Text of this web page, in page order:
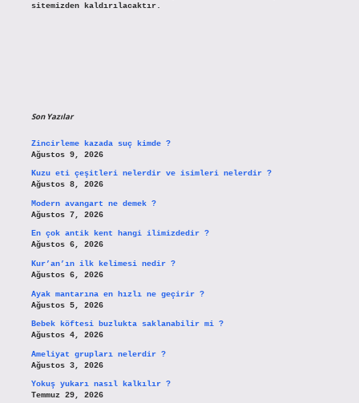
sitemizden kaldırılacaktır.
Son Yazılar
Zincirleme kazada suç kimde ?
Ağustos 9, 2026
Kuzu eti çeşitleri nelerdir ve isimleri nelerdir ?
Ağustos 8, 2026
Modern avangart ne demek ?
Ağustos 7, 2026
En çok antik kent hangi ilimizdedir ?
Ağustos 6, 2026
Kur’an’ın ilk kelimesi nedir ?
Ağustos 6, 2026
Ayak mantarına en hızlı ne geçirir ?
Ağustos 5, 2026
Bebek köftesi buzlukta saklanabilir mi ?
Ağustos 4, 2026
Ameliyat grupları nelerdir ?
Ağustos 3, 2026
Yokuş yukarı nasıl kalkılır ?
Temmuz 29, 2026